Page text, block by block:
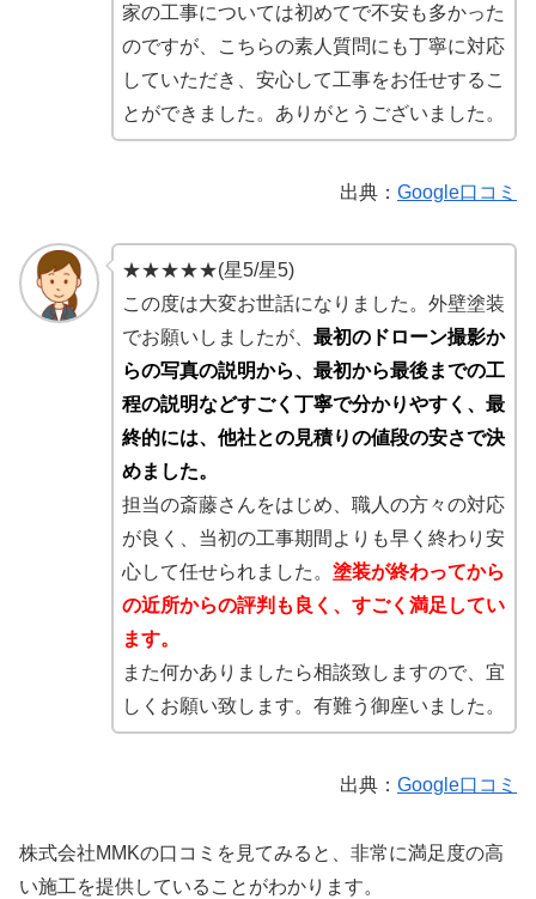
家の工事については初めてで不安も多かった
のですが、こちらの素人質問にも丁寧に対応
していただき、安心して工事をお任せするこ
とができました。ありがとうございました。
出典： Google口コミ
★★★★★(星5/星5)
この度は大変お世話になりました。外壁塗装
でお願いしましたが、 最初のドローン撮影か
らの写真の説明から、最初から最後までの工
程の説明などすごく丁寧で分かりやすく、最
終的には、他社との見積りの値段の安さで決
めました。
担当の斎藤さんをはじめ、職人の方々の対応
が良く、当初の工事期間よりも早く終わり安
心して任せられました。 塗装が終わってから
の近所からの評判も良く、すごく満足してい
ます。
また何かありましたら相談致しますので、宜
しくお願い致します。有難う御座いました。
出典： Google口コミ
株式会社MMKの口コミを見てみると、非常に満足度の高
い施工を提供していることがわかります。